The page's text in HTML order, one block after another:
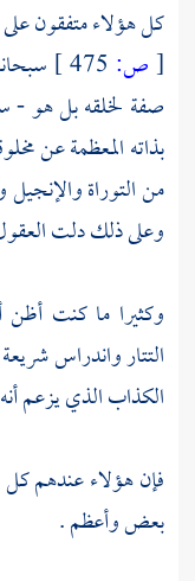
كل هؤلاء متفقون
[ص:
صفة لخلقه بل هو -
بذاته المعظمة عن
من التوراة والإنجيل
وعلى ذلك دلت
وكثيرا ما كنت
التتارواندراس
الكذابالذي يزعم
فإن هؤلاء عندهم
بعض وأعظم .